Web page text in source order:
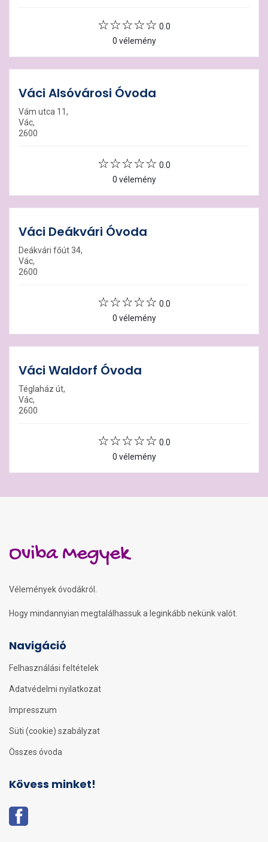
0.0
0 vélemény
Váci Alsóvárosi Óvoda
Vám utca 11,
Vác,
2600
0.0
0 vélemény
Váci Deákvári Óvoda
Deákvári főút 34,
Vác,
2600
0.0
0 vélemény
Váci Waldorf Óvoda
Téglaház út,
Vác,
2600
0.0
0 vélemény
Oviba Megyek
Vélemények óvodákról.
Hogy mindannyian megtalálhassuk a leginkább nekünk valót.
Navigáció
Felhasználási feltételek
Adatvédelmi nyilatkozat
Impresszum
Süti (cookie) szabályzat
Összes óvoda
Kövess minket!